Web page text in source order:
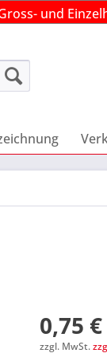
und
und
0,75
zzgl. MwSt.
und